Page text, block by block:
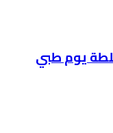
يوم طبي